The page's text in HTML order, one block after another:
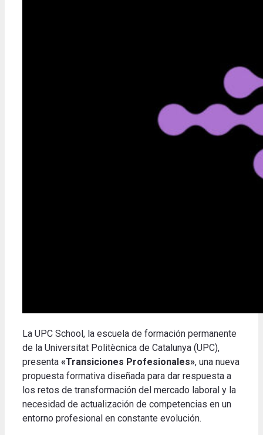
La UPC School, la escuela de formación permanente
de la Universitat Politècnica de Catalunya (UPC),
presenta «Transiciones Profesionales», una nueva
propuesta formativa diseñada para dar respuesta a
los retos de transformación del mercado laboral y la
necesidad de actualización de competencias en un
entorno profesional en constante evolución.